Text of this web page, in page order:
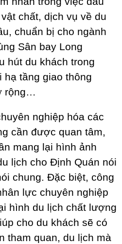
chất, dịch vụ về du
chuẩn bị cho ngành
Sân bay Long
hút du khách trong
tầng giao thông
rộng…
nghiệp hóa các
cần được quan tâm,
mang lại hình ảnh
lịch cho Định Quán nói
chung. Đặc biệt, công
lực chuyên nghiệp
hình du lịch chất lượng
cho du khách sẽ có
tham quan, du lịch mà